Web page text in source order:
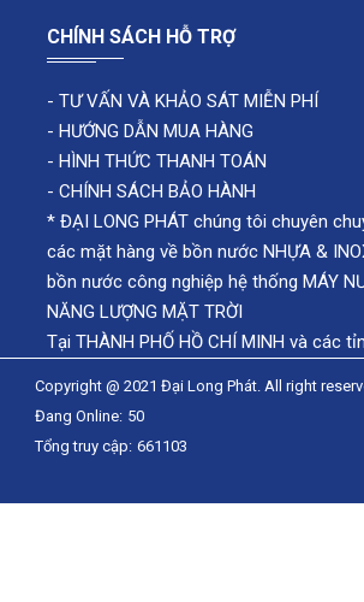
CHÍNH SÁCH HỖ TRỢ
- TƯ VẤN VÀ KHẢO SÁT MIỄN PHÍ
- HƯỚNG DẪN MUA HÀNG
- HÌNH THỨC THANH TOÁN
- CHÍNH SÁCH BẢO HÀNH
* ĐẠI LONG PHÁT chúng tôi chuyên
các mặt hàng về bồn nước NHỰA &
bồn nước công nghiệp hệ thống MÁY
NĂNG LƯỢNG MẶT TRỜI
Tại THÀNH PHỐ HỒ CHÍ MINH và các
Copyright @ 2021 Đại Long Phát. All right
Đang Online: 50
Tổng truy cập: 661103